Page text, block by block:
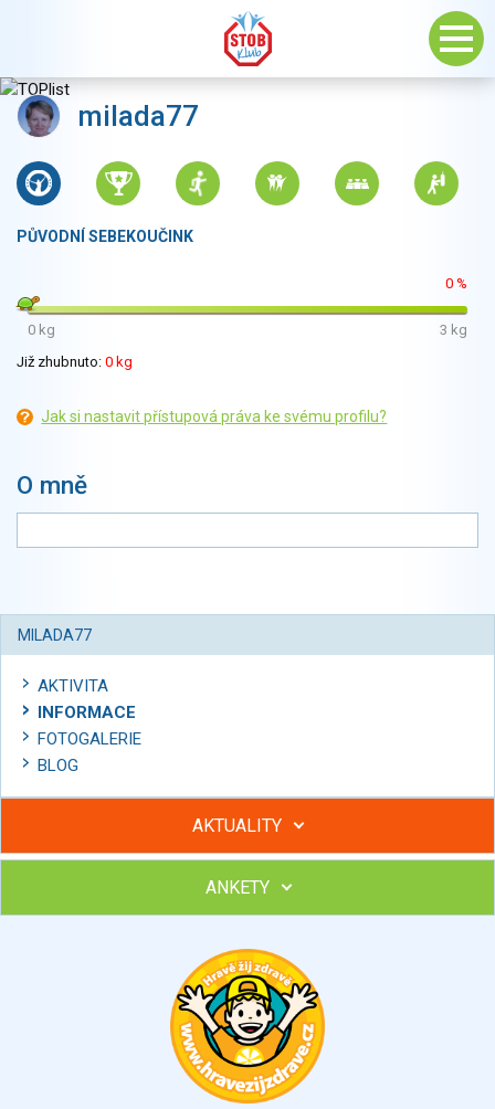
milada77
PŮVODNÍ SEBEKOUČINK
0 %
0 kg
3 kg
Již zhubnuto: 0 kg
Jak si nastavit přístupová práva ke svému profilu?
O mně
MILADA77
AKTIVITA
INFORMACE
FOTOGALERIE
BLOG
AKTUALITY
Hubněte s podporou lektorky a skupiny v kurzech STOBu
Chcete poradit s hubnutím? Najděte si odborníka STOBu ve
ANKETY